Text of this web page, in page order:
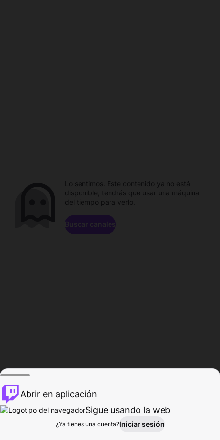
Explorar Actividad
Lo sentimos. Este contenido ya no está
disponible, tendrás que usar una máquina
del tiempo para verlo.
Buscar canales
Abrir en aplicación
Sigue usando la web
¿Ya tienes una cuenta?Iniciar sesión